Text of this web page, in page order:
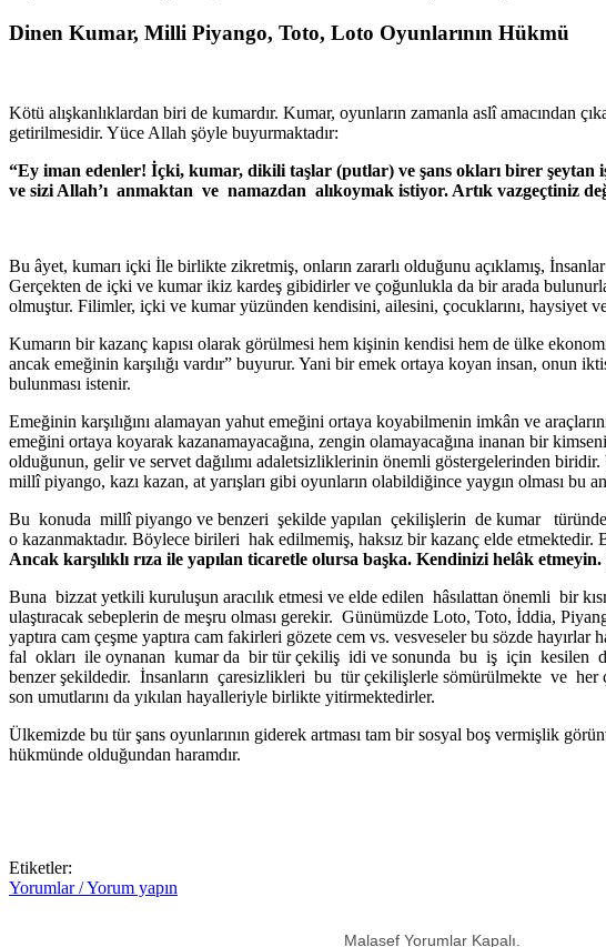
Dinen Kumar, Milli Piyango, Toto, Loto Oyunlarının Hükmü
Kötü alışkanlıklardan biri de kumardır. Kumar, oyunların zamanla aslî amacından
getirilmesidir. Yüce Allah şöyle buyurmaktadır:
“Ey iman edenler! İçki, kumar, dikili taşlar (putlar) ve şans okları birer
ve sizi Al­lah’ı anmaktan ve namazdan alıkoymak istiyor. Artık vazgeçtiniz
Bu âyet, kumarı içki İle birlikte zikretmiş, onların zararlı olduğunu açıklamış,
Gerçekten de içki ve kumar ikiz kardeş gibidirler ve çoğunlukla da bir arada
olmuş­tur. Filimler, içki ve kumar yüzünden kendisini, ailesini, çocuklarını, haysiyet
Kumarın bir kazanç kapısı olarak görülmesi hem kişinin kendisi hem de ülke
ancak emeğinin karşılığı vardır” buyurur. Yani bir emek ortaya koyan insan, onun
bulunması istenir.
Emeğinin karşılığını alamayan yahut emeğini ortaya koyabilmenin imkân ve
emeğini ortaya koyarak kazanamayacağına, zengin olamayacağına ina­nan bir
olduğunun, gelir ve servet dağılımı adaletsizliklerinin önemli gös­tergelerinden
millî piyango, kazı kazan, at yarışları gibi oyunların olabildiğince yaygın olması bu
Bu konuda millî piyango ve benzeri şekilde yapılan çekilişlerin de kumar
o kazanmaktadır. Böy­lece birileri hak edilmemiş, haksız bir kazanç elde
Ancak karşılıklı rıza ile yapılan ticaretle olursa başka. Kendinizi helâk
Buna bizzat yetkili kuruluşun aracılık etmesi ve elde edilen hâsılattan önemli bir
ulaştıracak sebeplerin de meşru olması gerekir. Günümüzde Loto, Toto, İddia,
yaptıra cam çeşme yaptıra cam fakirleri gözete cem vs. vesveseler bu sözde
fal okları ile oynanan ku­mar da bir tür çekiliş idi ve sonunda bu iş için kesilen
benzer şekildedir. İnsanların çaresizlikleri bu tür çekilişlerle sö­mürülmekte ve
son umutlarını da yıkılan hayalleriyle birlikte yitirmektedirler.
Ülkemizde bu tür şans oyunlarının giderek artması tam bir sosyal boş vermişlik
hükmünde olduğundan haramdır.
Etiketler:
Yorumlar / Yorum yapın
Malasef Yorumlar Kapalı.